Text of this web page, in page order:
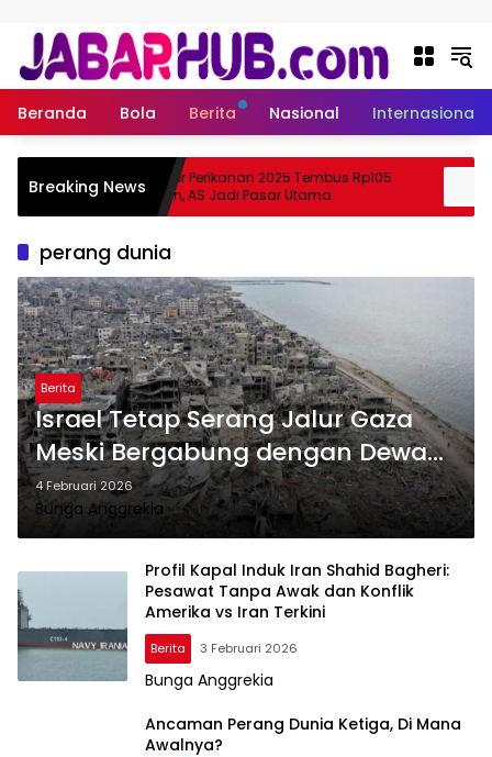
Beranda Bola Berita Nasional Internasional
Breaking NewsEkspor Perikanan 2025 Tembus Rp105
Triliun, AS Jadi Pasar Utama
perang dunia
Berita
Israel Tetap Serang Jalur Gaza
Meski Bergabung dengan Dewan
Perdamaian, 32 Orang Tewas
4 Februari 2026
Bunga Anggrekia
Profil Kapal Induk Iran Shahid Bagheri:
Pesawat Tanpa Awak dan Konflik
Amerika vs Iran Terkini
Berita 3 Februari 2026
Bunga Anggrekia
Ancaman Perang Dunia Ketiga, Di Mana
Awalnya?